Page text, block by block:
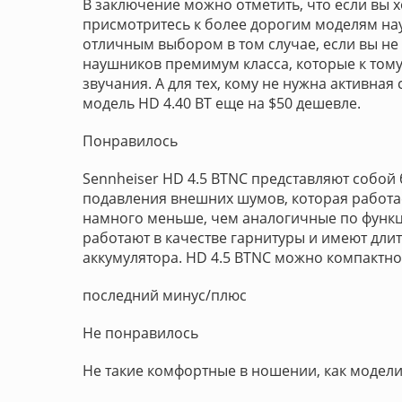
В заключение можно отметить, что если
присмотритесь к более дорогим моделям
отличным выбором в том случае, если вы
наушников премимум класса, которые к
звучания. А для тех, кому не нужна
модель HD 4.40 BT еще на $50 дешевле.
Понравилось
Sennheiser HD 4.5 BTNC представляют
подавления внешних шумов, которая
намного меньше, чем аналогичные по
работают в качестве гарнитуры и имеют
аккумулятора. HD 4.5 BTNC можно
последний минус/плюс
Не понравилось
Не такие комфортные в ношении, как